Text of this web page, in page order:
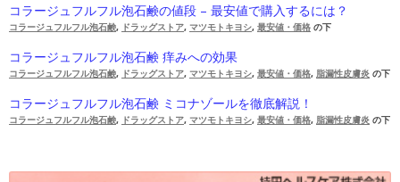
コラージュフルフル泡石鹸の値段 – 最安値で購入するには？
コラージュフルフル泡石鹸, ドラッグストア, マツモトキヨシ, 最安値・価格 の下
コラージュフルフル泡石鹸 痒みへの効果
コラージュフルフル泡石鹸, ドラッグストア, マツモトキヨシ, 最安値・価格, 脂漏性皮膚炎 の下
コラージュフルフル泡石鹸 ミコナゾールを徹底解説！
コラージュフルフル泡石鹸, ドラッグストア, マツモトキヨシ, 最安値・価格, 脂漏性皮膚炎 の下